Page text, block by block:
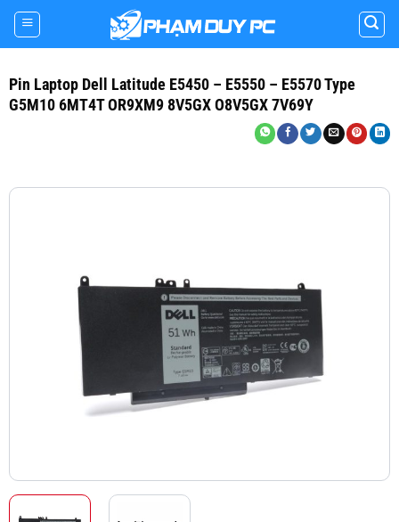
Skip
content
Pin Laptop Dell Latitude E5450 – E5550 – E5570 Type
G5M10 6MT4T OR9XM9 8V5GX O8V5GX 7V69Y